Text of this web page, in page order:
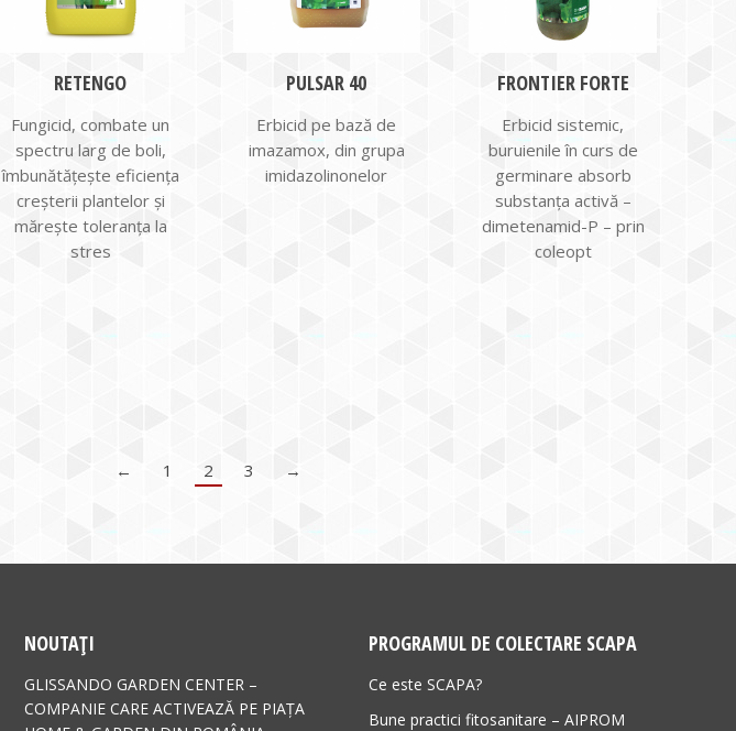
RETENGO
Fungicid, combate un
spectru larg de boli,
îmbunătățește eficiența
creșterii plantelor și
mărește toleranța la
stres
PULSAR 40
Erbicid pe bază de
imazamox, din grupa
imidazolinonelor
FRONTIER FORTE
Erbicid sistemic,
buruienile în curs de
germinare absorb
substanţa activă –
dimetenamid-P – prin
coleopt
← 1 2 3 →
NOUTAȚI
GLISSANDO GARDEN CENTER –
COMPANIE CARE ACTIVEAZĂ PE PIAȚA
PROGRAMUL DE COLECTARE SCAPA
Ce este SCAPA?
Bune practici fitosanitare – AIPROM